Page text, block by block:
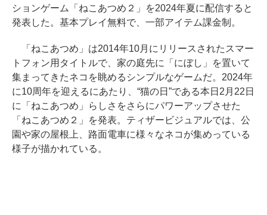
ションゲーム「ねこあつめ２」を2024年夏に配信すると
発表した。基本プレイ無料で、一部アイテム課金制。
「ねこあつめ」は2014年10月にリリースされたスマー
トフォン用タイトルで、家の庭先に「にぼし」を置いて
集まってきたネコを眺めるシンプルなゲームだ。2024年
に10周年を迎えるにあたり、“猫の日”である本日2月22日
に「ねこあつめ」らしさをさらにパワーアップさせた
「ねこあつめ２」を発表。ティザービジュアルでは、公
園や家の屋根上、路面電車に様々なネコが集めっている
様子が描かれている。